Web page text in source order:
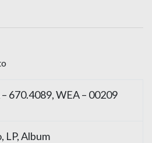
670.4089, WEA – 00209
LP, Album